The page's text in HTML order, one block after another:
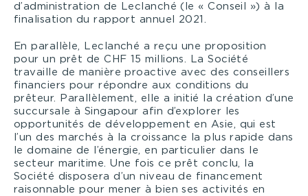
d’administration de Leclanché (le « Conseil ») à la
finalisation du rapport annuel 2021.
En parallèle, Leclanché a reçu une proposition
pour un prêt de CHF 15 millions. La Société
travaille de manière proactive avec des conseillers
financiers pour répondre aux conditions du
prêteur. Parallèlement, elle a initié la création d’une
succursale à Singapour afin d’explorer les
opportunités de développement en Asie, qui est
l’un des marchés à la croissance la plus rapide dans
le domaine de l’énergie, en particulier dans le
secteur maritime. Une fois ce prêt conclu, la
Société disposera d’un niveau de financement
raisonnable pour mener à bien ses activités en